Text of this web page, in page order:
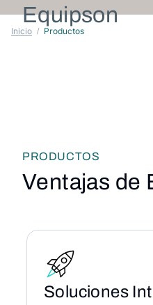
Equipson
Inicio Productos
PRODUCTOS
Ventajas de
Soluciones